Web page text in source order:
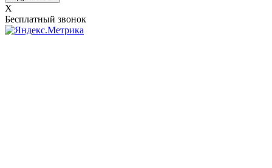
X
Бесплатный звонок